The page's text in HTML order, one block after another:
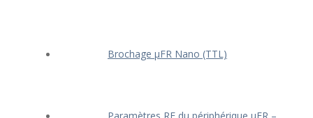
Brochage μFR Nano (TTL)